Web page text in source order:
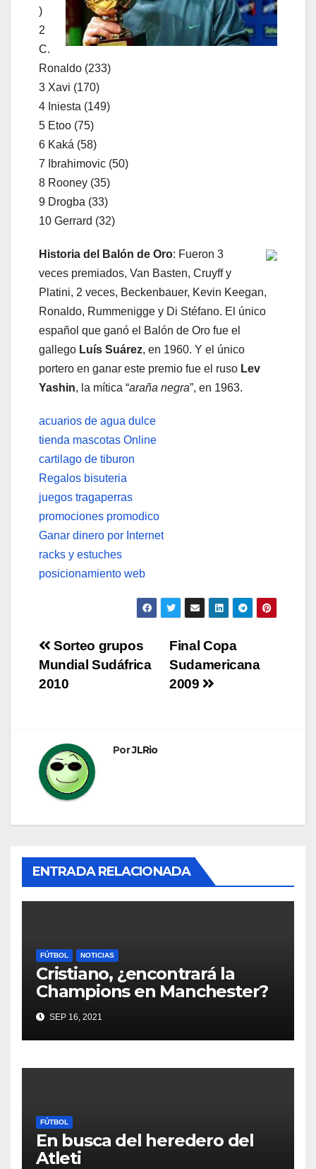
)
2
C.
Ronaldo (233)
3 Xavi (170)
4 Iniesta (149)
5 Etoo (75)
6 Kaká (58)
7 Ibrahimovic (50)
8 Rooney (35)
9 Drogba (33)
10 Gerrard (32)
Historia del Balón de Oro: Fueron 3
veces premiados, Van Basten, Cruyff y
Platini, 2 veces, Beckenbauer, Kevin Keegan,
Ronaldo, Rummenigge y Di Stéfano. El único
español que ganó el Balón de Oro fue el
gallego Luís Suárez, en 1960. Y el único
portero en ganar este premio fue el ruso Lev
Yashin, la mítica “araña negra”, en 1963.
acuarios de agua dulce
tienda mascotas Online
cartilago de tiburon
Regalos bisuteria
juegos tragaperras
promociones promodico
Ganar dinero por Internet
racks y estuches
posicionamiento web
Navegación
de
Final Copa
Sudamericana
2009
Sorteo grupos
Mundial Sudáfrica
2010
PorJLRio
ENTRADA RELACIONADA
FÚTBOL NOTICIAS
Cristiano, ¿encontrará la
Champions en Manchester?
SEP 16, 2021
FÚTBOL
En busca del heredero del
Atleti